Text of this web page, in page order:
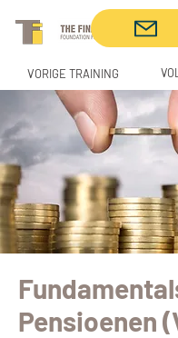
Pensioenen
VORIGE TRAINING